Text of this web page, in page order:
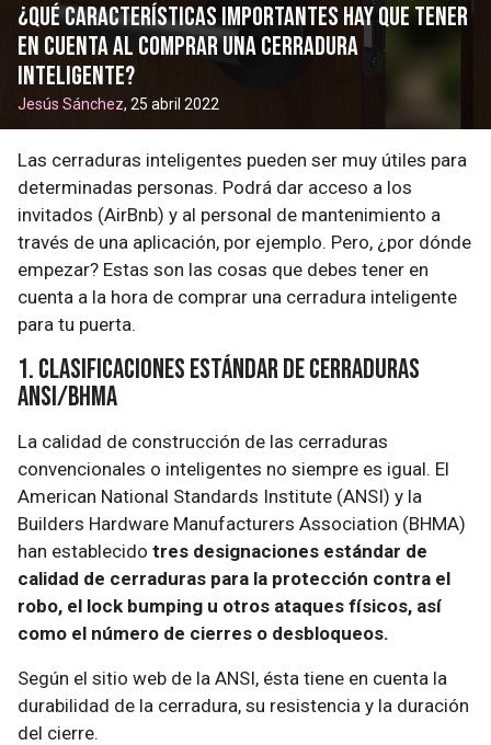
¿Qué características importantes hay que tener
en cuenta al comprar una cerradura
inteligente?
Jesús Sánchez, 25 abril 2022
Las cerraduras inteligentes pueden ser muy útiles para
determinadas personas. Podrá dar acceso a los
invitados (AirBnb) y al personal de mantenimiento a
través de una aplicación, por ejemplo. Pero, ¿por dónde
empezar? Estas son las cosas que debes tener en
cuenta a la hora de comprar una cerradura inteligente
para tu puerta.
1. Clasificaciones estándar de cerraduras
ANSI/BHMA
La calidad de construcción de las cerraduras
convencionales o inteligentes no siempre es igual. El
American National Standards Institute (ANSI) y la
Builders Hardware Manufacturers Association (BHMA)
han establecido tres designaciones estándar de
calidad de cerraduras para la protección contra el
robo, el lock bumping u otros ataques físicos, así
como el número de cierres o desbloqueos.
Según el sitio web de la ANSI, ésta tiene en cuenta la
durabilidad de la cerradura, su resistencia y la duración
del cierre.